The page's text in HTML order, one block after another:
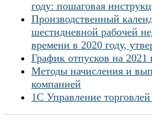
году: пошаговая
Производственный
шестидневной рабочей
времени в 2020 году,
График отпусков на 2021
Методы начисления и
компанией
1С Управление